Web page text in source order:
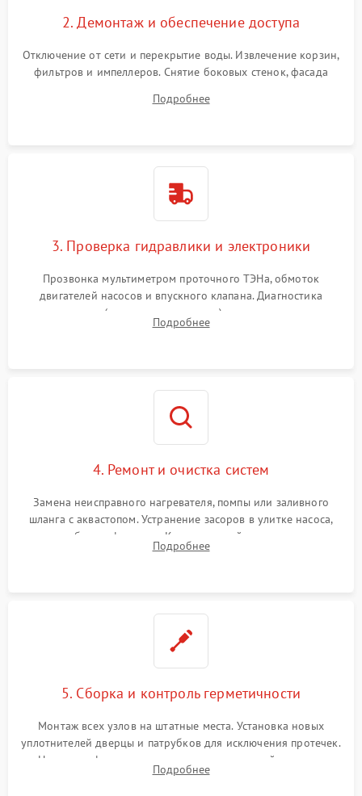
2. Демонтаж и обеспечение доступа
Отключение от сети и перекрытие воды. Извлечение корзин,
фильтров и импеллеров. Снятие боковых стенок, фасада
циркуляционному насосу, ТЭНу и сливной помпе.
Подробнее
3. Проверка гидравлики и электроники
Прозвонка мультиметром проточного ТЭНа, обмоток
двигателей насосов и впускного клапана. Диагностика
прессостата (датчика уровня воды), датчика мутности,
концевика дверцы и электронного модуля управления.
Подробнее
4. Ремонт и очистка систем
Замена неисправного нагревателя, помпы или заливного
шланга с аквастопом. Устранение засоров в улитке насоса,
патрубках и фильтрах. Компонентный ремонт платы
управления, восстановление поврежденной проводки.
Подробнее
5. Сборка и контроль герметичности
Монтаж всех узлов на штатные места. Установка новых
уплотнителей дверцы и патрубков для исключения протечек.
Надежная фиксация хомутов гидравлической системы,
сборка корпуса и установка датчика поплавка.
Подробнее